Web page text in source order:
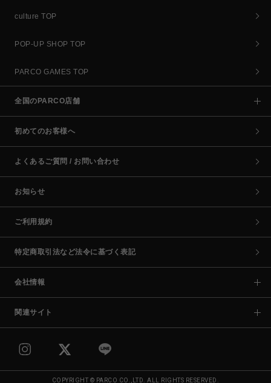
culture TOP
POP-UP SHOP TOP
PARCO GAMES TOP
全国のPARCO店舗
初めてのお客様へ
よくあるご質問 / お問い合わせ
お知らせ
ご利用規約
特定商取引法など法令に基づく表記
会社情報
関連サイト
COPYRIGHT © PARCO CO.,LTD. ALL RIGHTS RESERVED.